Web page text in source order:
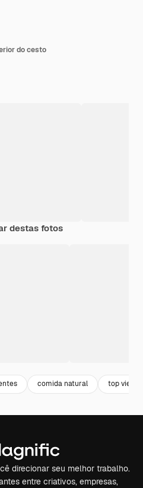
do cesto
destas fotos
comida natural top view
direcionar seu melhor trabalho.
entre criativos, empresas,